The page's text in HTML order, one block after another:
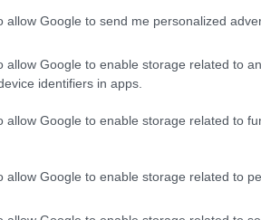
allow Google to send me personalized
allow Google to enable storage related to
identifiers in apps.
allow Google to enable storage related to
allow Google to enable storage related to
játék, amire 34 éve
a Terminátor 2. - Az ítélet napja
2D: No Fate címmel.
T-1000-es a